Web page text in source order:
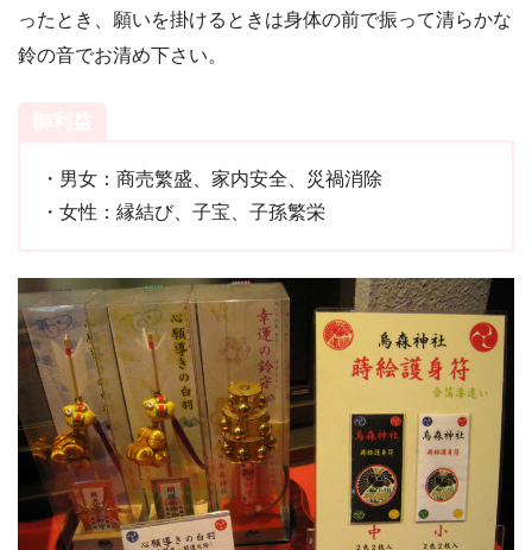
ったとき、願いを掛けるときは身体の前で振って清らかな
鈴の音でお清め下さい。
・男女：商売繁盛、家内安全、災禍消除
・女性：縁結び、子宝、子孫繁栄